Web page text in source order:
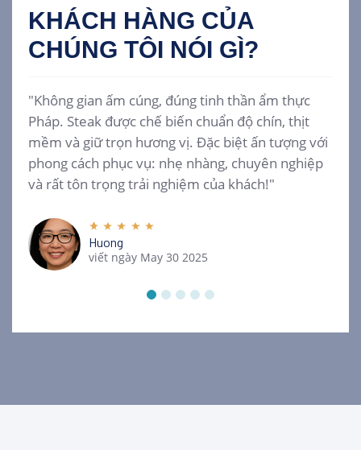
KHÁCH HÀNG CỦA
CHÚNG TÔI NÓI GÌ?
"Không gian ấm cúng, đúng tinh thần ẩm thực
Pháp. Steak được chế biến chuẩn độ chín, thịt
mềm và giữ trọn hương vị. Đặc biệt ấn tượng với
phong cách phục vụ: nhẹ nhàng, chuyên nghiệp
và rất tôn trọng trải nghiệm của khách!"
Huong
viết ngày May 30 2025